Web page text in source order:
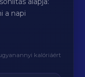
a napi
kalóriáért